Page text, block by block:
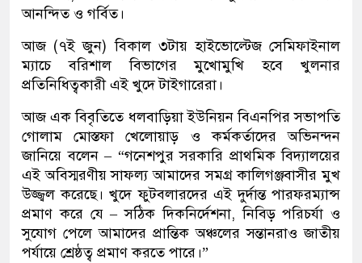
আনন্দিত ও গর্বিত।
আজ (৭ই জুন) বিকাল ৩টায় হাইভোল্টেজ সেমিফাইনাল
ম্যাচে বরিশাল বিভাগের মুখোমুখি হবে খুলনার
প্রতিনিধিত্বকারী এই খুদে টাইগারেরা।
আজ এক বিবৃতিতে ধলবাড়িয়া ইউনিয়ন বিএনপির সভাপতি
গোলাম মোস্তফা খেলোয়াড় ও কর্মকর্তাদের অভিনন্দন
জানিয়ে বলেন – “গনেশপুর সরকারি প্রাথমিক বিদ্যালয়ের
এই অবিস্মরণীয় সাফল্য আমাদের সমগ্র কালিগঞ্জবাসীর মুখ
উজ্জ্বল করেছে। খুদে ফুটবলারদের এই দুর্দান্ত পারফরম্যান্স
প্রমাণ করে যে – সঠিক দিকনির্দেশনা, নিবিড় পরিচর্যা ও
সুযোগ পেলে আমাদের প্রান্তিক অঞ্চলের সন্তানরাও জাতীয়
পর্যায়ে শ্রেষ্ঠত্ব প্রমাণ করতে পারে।”